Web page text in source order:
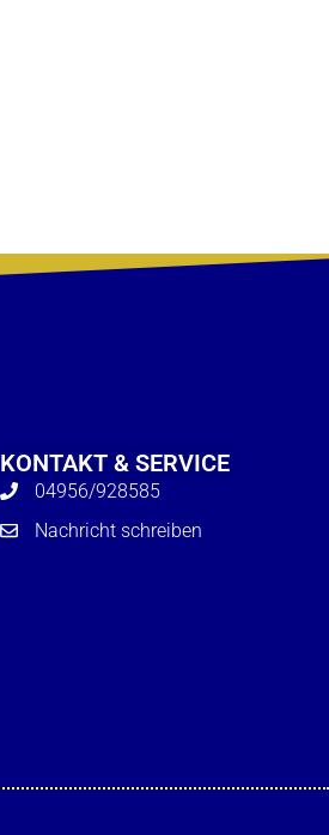
KONTAKT & SERVICE
04956/928585
Nachricht schreiben
Formulare